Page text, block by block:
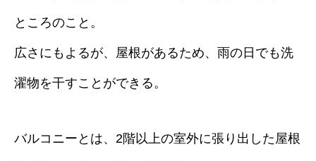
ところのこと。
広さにもよるが、屋根があるため、雨の日でも洗
濯物を干すことができる。
バルコニーとは、2階以上の室外に張り出した屋根